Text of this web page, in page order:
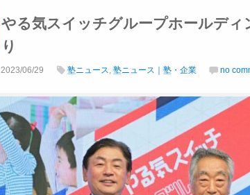
やる気スイッチグループホールディ
り
2023/06/29 塾ニュース, 塾ニュース｜塾・企業 no